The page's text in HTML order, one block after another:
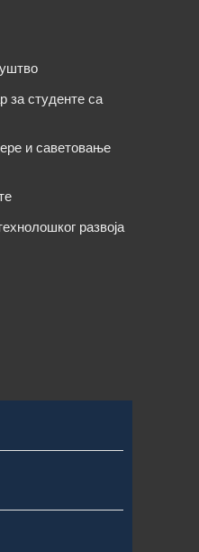
за студенте са
и саветовање
развоја